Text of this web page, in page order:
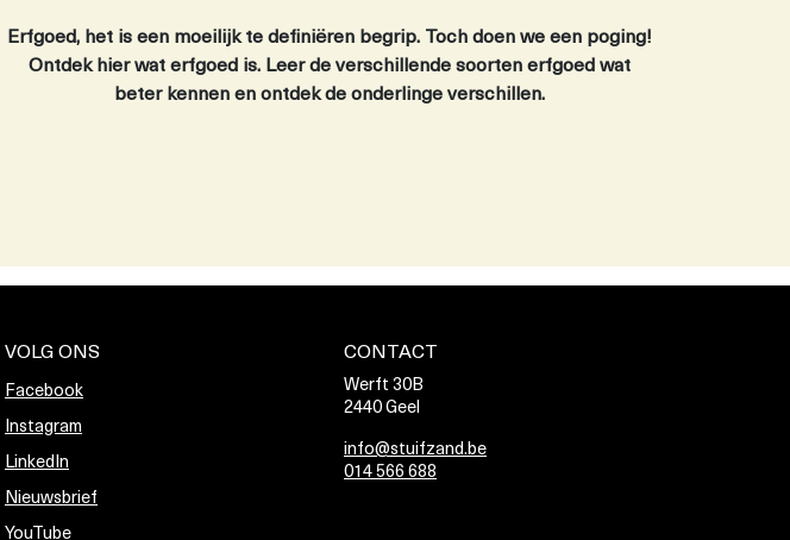
Erfgoed, het is een moeilijk te definiëren begrip. Toch doen we een poging!
Ontdek hier wat erfgoed is. Leer de verschillende soorten erfgoed wat
beter kennen en ontdek de onderlinge verschillen.
VOLG ONS
Facebook
Instagram
LinkedIn
Nieuwsbrief
YouTube
CONTACT
Werft 30B
2440 Geel
info@stuifzand.be
014 566 688